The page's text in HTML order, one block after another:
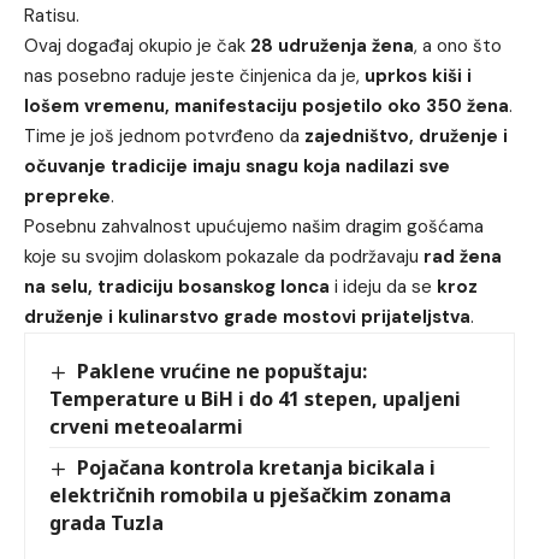
Ratisu.
Ovaj događaj okupio je čak 28 udruženja žena, a ono što
nas posebno raduje jeste činjenica da je, uprkos kiši i
lošem vremenu, manifestaciju posjetilo oko 350 žena.
Time je još jednom potvrđeno da zajedništvo, druženje i
očuvanje tradicije imaju snagu koja nadilazi sve
prepreke.
Posebnu zahvalnost upućujemo našim dragim gošćama
koje su svojim dolaskom pokazale da podržavaju rad žena
na selu, tradiciju bosanskog lonca i ideju da se kroz
druženje i kulinarstvo grade mostovi prijateljstva.
Paklene vrućine ne popuštaju:
Temperature u BiH i do 41 stepen, upaljeni
crveni meteoalarmi
Pojačana kontrola kretanja bicikala i
električnih romobila u pješačkim zonama
grada Tuzla